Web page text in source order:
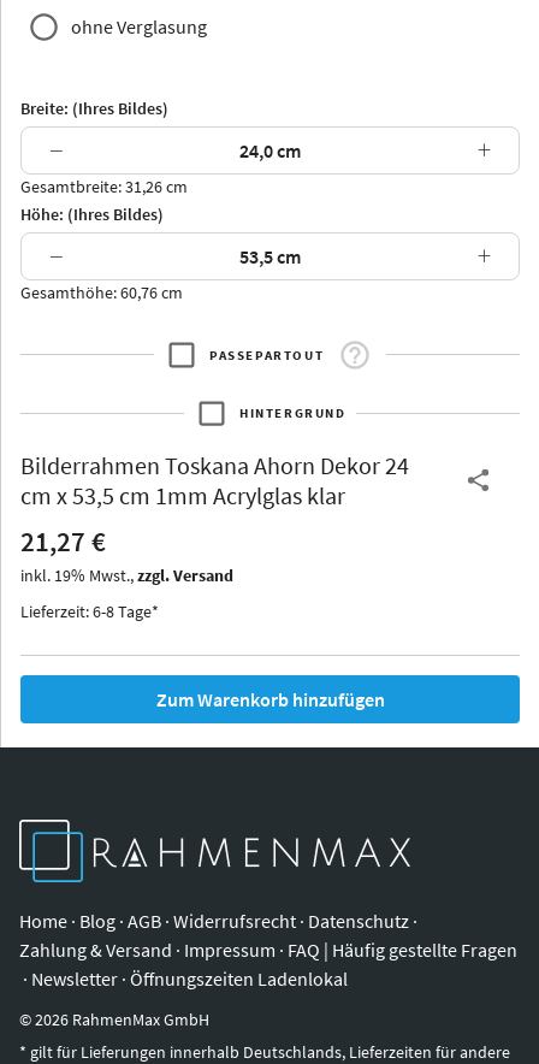
Jersey Dauphine
Arran Luzern
Thurgau
Iowa
ohne Verglasung
Breite: (Ihres Bildes)
− +
Gesamtbreite: 31,26 cm
Höhe: (Ihres Bildes)
− +
Gesamthöhe: 60,76 cm
PASSEPARTOUT
HINTERGRUND
Bilderrahmen Toskana Ahorn Dekor 24
cm x 53,5 cm 1mm Acrylglas klar
21,27 €
inkl. 19% Mwst.,zzgl. Versand
Lieferzeit: 6-8 Tage*
Zum Warenkorb hinzufügen
Home · Blog · AGB · Widerrufsrecht · Datenschutz ·
Zahlung & Versand · Impressum · FAQ | Häufig gestellte Fragen
· Newsletter · Öffnungszeiten Ladenlokal
©2026 RahmenMax GmbH
* gilt für Lieferungen innerhalb Deutschlands, Lieferzeiten für andere